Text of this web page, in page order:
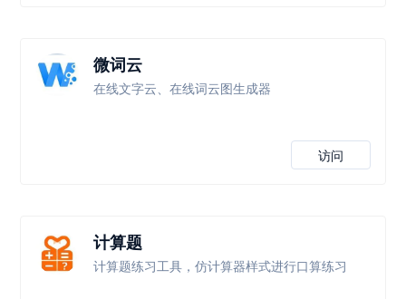
微词云
在线文字云、在线词云图生成器
访问
计算题
计算题练习工具，仿计算器样式进行口算练习